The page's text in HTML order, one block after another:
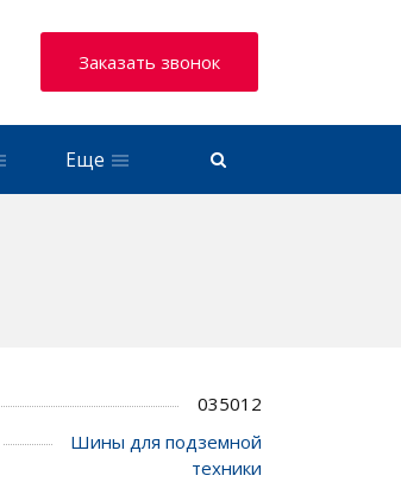
Заказать звонок
Еще
035012
Шины для подземной
техники